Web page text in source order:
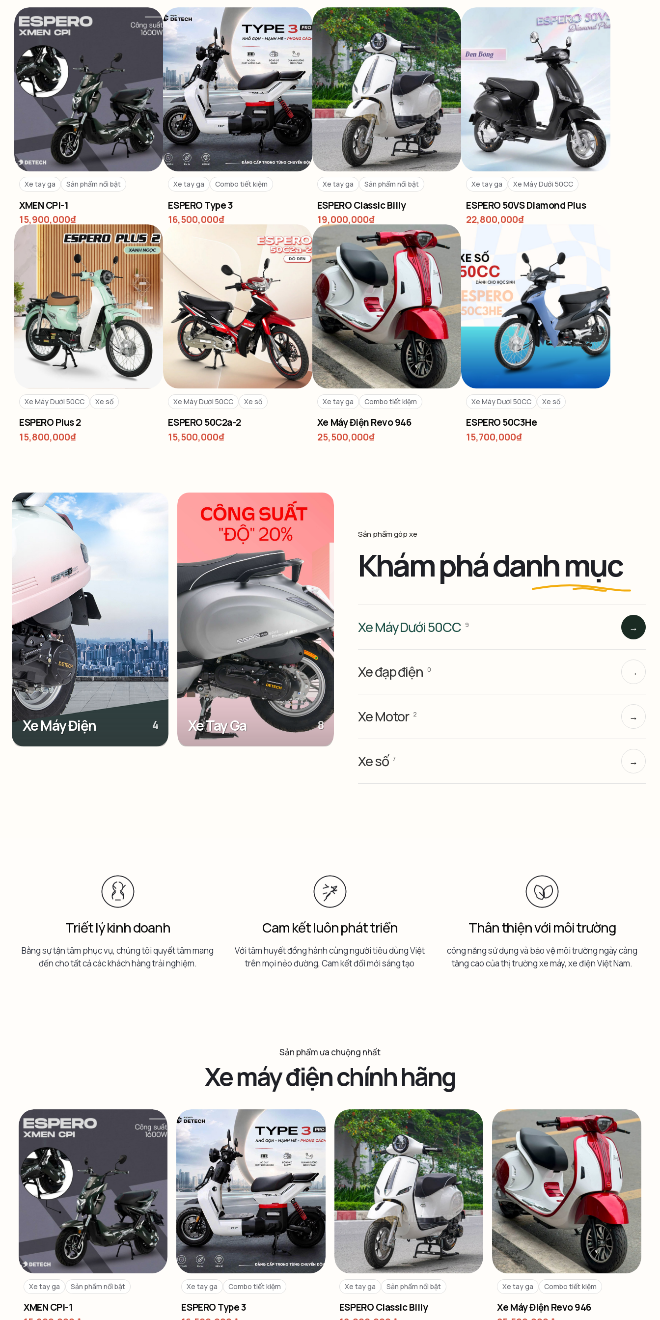
Xe tay ga Sản phẩm nổi bật
XMEN CPI-1
15,900,000₫
Xe tay ga Combo tiết kiệm
ESPERO Type 3
16,500,000₫
Xe tay ga Sản phẩm nổi bật
ESPERO Classic Billy
19,000,000₫
Xe tay ga Xe Máy Dưới 50CC
ESPERO 50VS Diamond Plus
22,800,000₫
Xe Máy Dưới 50CC Xe số
ESPERO Plus 2
15,800,000₫
Xe Máy Dưới 50CC Xe số
ESPERO 50C2a-2
15,500,000₫
Xe tay ga Combo tiết kiệm
Xe Máy Điện Revo 946
25,500,000₫
Xe Máy Dưới 50CC Xe số
ESPERO 50C3He
15,700,000₫
Xe Máy Điện 4 Xe Tay Ga 8
Sản phẩm góp xe
Khám phá danh mục
Xe Máy Dưới 50CC 9 →
Xe đạp điện 0 →
Xe Motor 2 →
Xe số 7 →
Triết lý kinh doanh
Bằng sự tận tâm phục vụ, chúng tôi quyết tâm mang
đến cho tất cả các khách hàng trải nghiệm.
Cam kết luôn phát triển
Với tâm huyết đồng hành cùng người tiêu dùng Việt
trên mọi nẻo đường, Cam kết đổi mới sáng tạo
Thân thiện với môi trường
công năng sử dụng và bảo vệ môi trường ngày càng
tăng cao của thị trường xe máy, xe điện Việt Nam.
Sản phẩm ưa chuộng nhất
Xe máy điện chính hãng
Xe tay ga Sản phẩm nổi bật
XMEN CPI-1
Xe tay ga Combo tiết kiệm
ESPERO Type 3
Xe tay ga Sản phẩm nổi bật
ESPERO Classic Billy
Xe tay ga Combo tiết kiệm
Xe Máy Điện Revo 946